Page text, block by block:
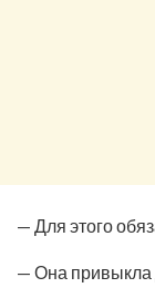
— Для этого
— Она привыкла